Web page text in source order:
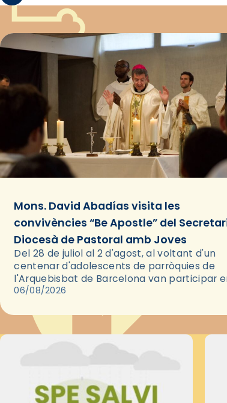
Mons. David Abadías visita les
convivències “Be Apostle” del
Diocesà de Pastoral amb Joves
Del 28 de juliol al 2 d'agost, al voltant d'un
centenar d'adolescents de parròquies de
l'Arquebisbat de Barcelona van participar
les convivències Be Apostle, organitzades
06/08/2026